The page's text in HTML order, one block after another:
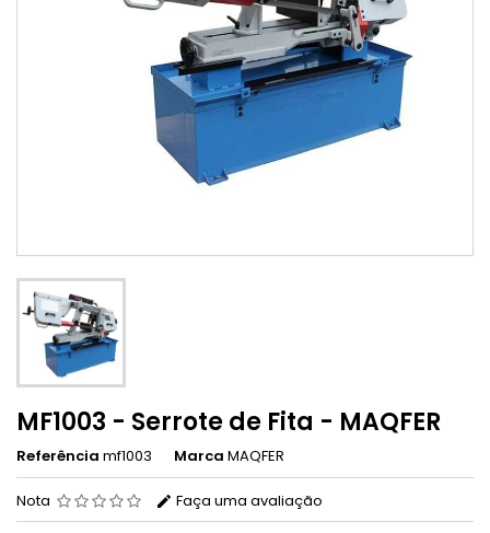
MF1003 - Serrote de Fita - MAQFER
Referência mf1003 Marca MAQFER
Nota Faça uma avaliação